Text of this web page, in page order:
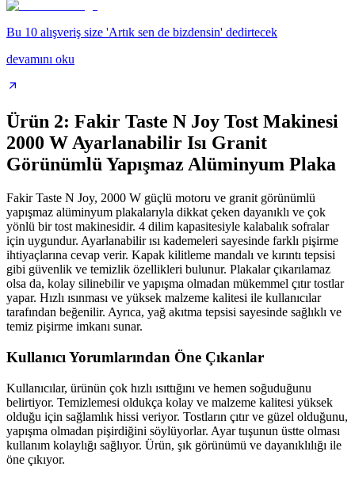
Bu 10 alışveriş size 'Artık sen de bizdensin' dedirtecek
devamını oku
Ürün 2: Fakir Taste N Joy Tost Makinesi
2000 W Ayarlanabilir Isı Granit
Görünümlü Yapışmaz Alüminyum Plaka
Fakir Taste N Joy, 2000 W güçlü motoru ve granit görünümlü
yapışmaz alüminyum plakalarıyla dikkat çeken dayanıklı ve çok
yönlü bir tost makinesidir. 4 dilim kapasitesiyle kalabalık sofralar
için uygundur. Ayarlanabilir ısı kademeleri sayesinde farklı pişirme
ihtiyaçlarına cevap verir. Kapak kilitleme mandalı ve kırıntı tepsisi
gibi güvenlik ve temizlik özellikleri bulunur. Plakalar çıkarılamaz
olsa da, kolay silinebilir ve yapışma olmadan mükemmel çıtır tostlar
yapar. Hızlı ısınması ve yüksek malzeme kalitesi ile kullanıcılar
tarafından beğenilir. Ayrıca, yağ akıtma tepsisi sayesinde sağlıklı ve
temiz pişirme imkanı sunar.
Kullanıcı Yorumlarından Öne Çıkanlar
Kullanıcılar, ürünün çok hızlı ısıttığını ve hemen soğuduğunu
belirtiyor. Temizlemesi oldukça kolay ve malzeme kalitesi yüksek
olduğu için sağlamlık hissi veriyor. Tostların çıtır ve güzel olduğunu,
yapışma olmadan pişirdiğini söylüyorlar. Ayar tuşunun üstte olması
kullanım kolaylığı sağlıyor. Ürün, şık görünümü ve dayanıklılığı ile
öne çıkıyor.